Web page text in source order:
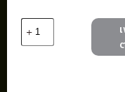
จำนวน